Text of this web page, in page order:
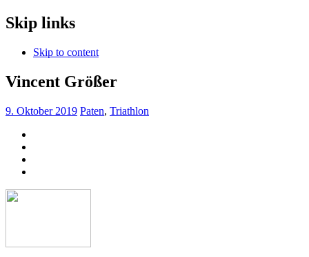
Skip links
Skip to content
Vincent Größer
9. Oktober 2019 Paten, Triathlon